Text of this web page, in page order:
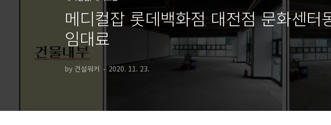
메디컬잡 롯데백화점 대전점 문화센
임대료
by 건설워커 2020. 11. 23.